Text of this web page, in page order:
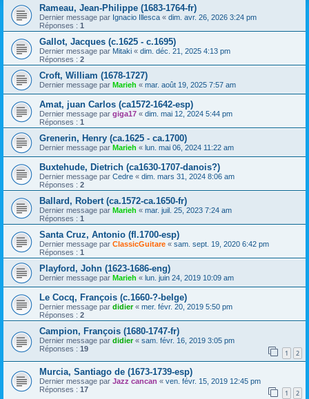
Rameau, Jean-Philippe (1683-1764-fr)
Dernier message par Ignacio Illesca « dim. avr. 26, 2026 3:24 pm
Réponses : 1
Gallot, Jacques (c.1625 - c.1695)
Dernier message par Mitaki « dim. déc. 21, 2025 4:13 pm
Réponses : 2
Croft, William (1678-1727)
Dernier message par Marieh « mar. août 19, 2025 7:57 am
Amat, juan Carlos (ca1572-1642-esp)
Dernier message par giga17 « dim. mai 12, 2024 5:44 pm
Réponses : 1
Grenerin, Henry (ca.1625 - ca.1700)
Dernier message par Marieh « lun. mai 06, 2024 11:22 am
Buxtehude, Dietrich (ca1630-1707-danois?)
Dernier message par Cedre « dim. mars 31, 2024 8:06 am
Réponses : 2
Ballard, Robert (ca.1572-ca.1650-fr)
Dernier message par Marieh « mar. juil. 25, 2023 7:24 am
Réponses : 1
Santa Cruz, Antonio (fl.1700-esp)
Dernier message par ClassicGuitare « sam. sept. 19, 2020 6:42 pm
Réponses : 1
Playford, John (1623-1686-eng)
Dernier message par Marieh « lun. juin 24, 2019 10:09 am
Le Cocq, François (c.1660-?-belge)
Dernier message par didier« mer. févr. 20, 2019 5:50 pm
Réponses : 2
Campion, François (1680-1747-fr)
Dernier message par didier« sam. févr. 16, 2019 3:05 pm
Réponses : 19 1 2
Murcia, Santiago de (1673-1739-esp)
Dernier message par Jazz cancan « ven. févr. 15, 2019 12:45 pm
Réponses : 17 1 2